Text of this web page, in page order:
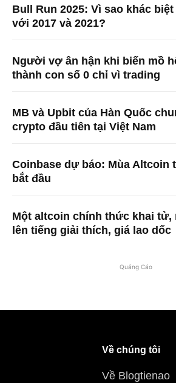
Bull Run 2025: Vì sao khác
với 2017 và 2021?
Người vợ ân hận khi biến mồ
thành con số 0 chỉ vì trading
MB và Upbit của Hàn Quốc
crypto đầu tiên tại Việt Nam
Coinbase dự báo: Mùa Altcoin
bắt đầu
Một altcoin chính thức khai tử,
lên tiếng giải thích, giá lao dốc
Quảng Cáo
Về chúng tôi
Về Blogtienao